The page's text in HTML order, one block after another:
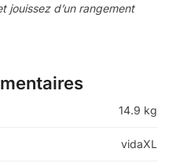
jouissez d’un rangement
14.9 kg
vidaXL